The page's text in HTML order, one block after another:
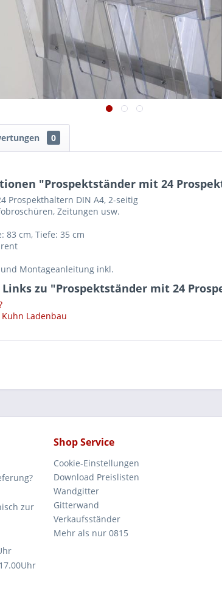
0
"Prospektständer mit 24
Prospekthaltern DIN A4, 2-seitig
Zeitungen usw.
83 cm, Tiefe: 35 cm
Montageanleitung inkl.
zu "Prospektständer mit 24
Ladenbau
zur
Shop Service
Cookie-Einstellungen
Download Preislisten
Wandgitter
Gitterwand
Verkaufsständer
Mehr als nur 0815